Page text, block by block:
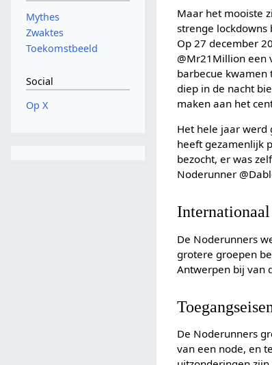
Maar het mooiste
strenge lockdowns
Op 27 december
@Mr21Million een
barbecue kwamen
diep in de nacht
maken aan het
Het hele jaar werd
heeft gezamenlijk
bezocht, er was
Noderunner
Internationaal
De Noderunners
grotere groepen
Antwerpen bij van
De Noderunners
van een node, en
Mythes
Zwaktes
Toekomstbeeld
Social
Op X